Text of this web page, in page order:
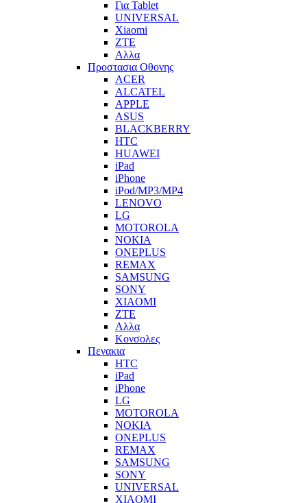
Για Tablet
UNIVERSAL
Xiaomi
ZTE
Αλλα
Προστασια Οθονης
ACER
ALCATEL
APPLE
ASUS
BLACKBERRY
HTC
HUAWEI
iPad
iPhone
iPod/MP3/MP4
LENOVO
LG
MOTOROLA
NOKIA
ONEPLUS
REMAX
SAMSUNG
SONY
XIAOMI
ZTE
Αλλα
Κονσολες
Πενακια
HTC
iPad
iPhone
LG
MOTOROLA
NOKIA
ONEPLUS
REMAX
SAMSUNG
SONY
UNIVERSAL
XIAOMI